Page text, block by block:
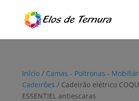
Início/ Camas - Poltronas -
Cadeirões / Cadeirão elétrico
ESSENTIEL antiescaras